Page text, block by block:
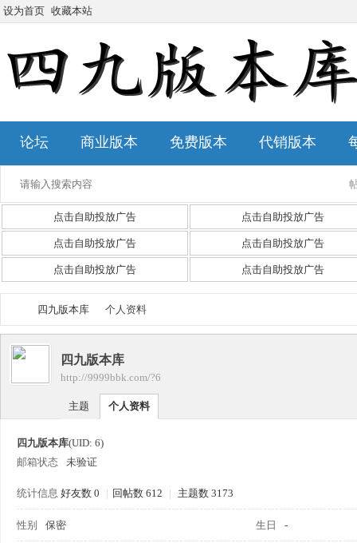
设为首页 收藏本站
论坛 商业版本 免费版本 代销版本
点击自助投放广告 点击自助投放广告
点击自助投放广告 点击自助投放广告
点击自助投放广告 点击自助投放广告
四九版本库
›
个人资料
四九版本库
http://9999bbk.com/?6
主题 个人资料
四九版本库(UID: 6)
邮箱状态
未验证
统计信息 好友数 0 | 回帖数 612 | 主题数 3173
性别 保密 生日 -